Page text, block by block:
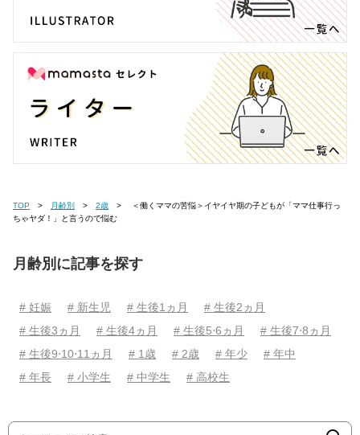
TOP 月齢別 2歳
ちゃヤダ！」と言うので悩む
月齢別に記事を探す
# 妊娠 # 新生児 # 生後1ヵ月
# 生後2ヵ月
# 生後3ヵ月
# 生後4ヵ月 # 生後5⋅6ヵ月
# 生後7⋅8ヵ月
# 生後9⋅10⋅11ヵ月
# 1歳 # 2歳 # 年少
# 年中
# 年長
# 小学生 # 中学生 # 高校生